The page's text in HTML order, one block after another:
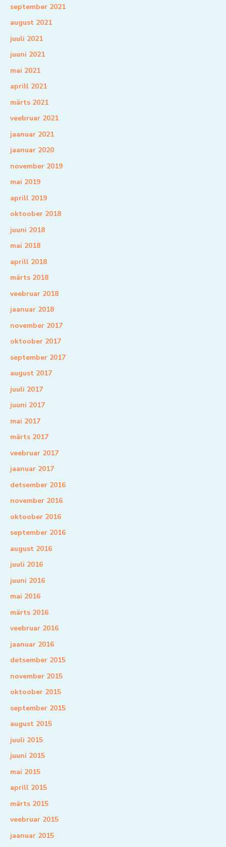
september 2021
august 2021
juuli 2021
juuni 2021
mai 2021
aprill 2021
märts 2021
veebruar 2021
jaanuar 2021
jaanuar 2020
november 2019
mai 2019
aprill 2019
oktoober 2018
juuni 2018
mai 2018
aprill 2018
märts 2018
veebruar 2018
jaanuar 2018
november 2017
oktoober 2017
september 2017
august 2017
juuli 2017
juuni 2017
mai 2017
märts 2017
veebruar 2017
jaanuar 2017
detsember 2016
november 2016
oktoober 2016
september 2016
august 2016
juuli 2016
juuni 2016
mai 2016
märts 2016
veebruar 2016
jaanuar 2016
detsember 2015
november 2015
oktoober 2015
september 2015
august 2015
juuli 2015
juuni 2015
mai 2015
aprill 2015
märts 2015
veebruar 2015
jaanuar 2015